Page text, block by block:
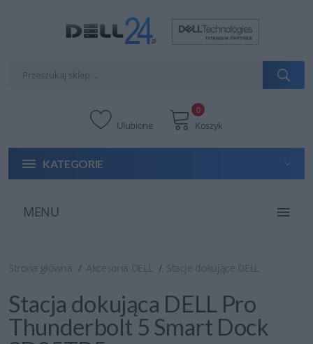
Ulubione Koszyk
0
KATEGORIE
MENU
Strona główna Akcesoria DELL Stacje dokujące DELL
Stacja dokująca DELL Pro
Thunderbolt 5 Smart Dock